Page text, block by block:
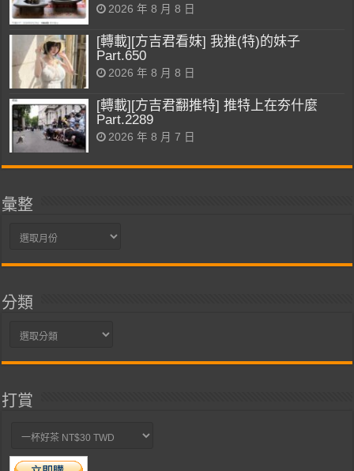
2026 年 8 月 8 日
[轉載][方吉君看妹] 我推(特)的妹子
Part.650
2026 年 8 月 8 日
[轉載][方吉君翻推特] 推特上在夯什麼
Part.2289
2026 年 8 月 7 日
彙整
彙
分類
分
打賞